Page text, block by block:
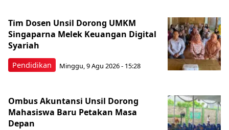
Pendidikan
Tim Dosen Unsil Dorong UMKM
Singaparna Melek Keuangan Digital
Syariah
Minggu, 9 Agu 2026 - 15:28
Ombus Akuntansi Unsil Dorong
Mahasiswa Baru Petakan Masa
Depan